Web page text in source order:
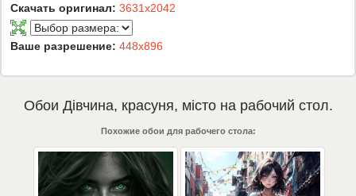
Скачать оригинал: 3631x2042
Ваше разрешение: 448x896
Обои Дівчина, красуня, містона рабочий стол.
Похожие обои для рабочего стола: